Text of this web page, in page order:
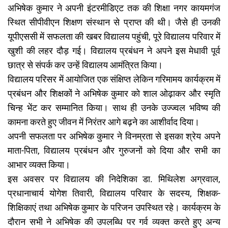
अभिषेक कुमार ने अपनी इंटरमीडिएट तक की शिक्षा नगर कायमगंज
स्थित सीपीवीएन शिक्षण संस्थान से प्राप्त की थी। जैसे ही उनकी
यूपीएससी में सफलता की खबर विद्यालय पहुंची, पूरे विद्यालय परिवार में
खुशी की लहर दौड़ गई। विद्यालय प्रबंधन ने अपने इस मेधावी पूर्व
छात्र से संपर्क कर उन्हें विद्यालय आमंत्रित किया।
विद्यालय परिसर में आयोजित एक संक्षिप्त लेकिन गरिमामय कार्यक्रम में
प्रबंधन और शिक्षकों ने अभिषेक कुमार को शाल ओढ़ाकर और स्मृति
चिन्ह भेंट कर सम्मानित किया। साथ ही उनके उज्ज्वल भविष्य की
कामना करते हुए जीवन में निरंतर आगे बढ़ने का आशीर्वाद दिया।
अपनी सफलता पर अभिषेक कुमार ने विनम्रता से इसका श्रेय अपने
माता-पिता, विद्यालय प्रबंधन और गुरुजनों को दिया और सभी का
आभार व्यक्त किया।
इस अवसर पर विद्यालय की निदेशिका डा. मिथिलेश अग्रवाल,
प्रधानाचार्य योगेश तिवारी, विद्यालय परिवार के सदस्य, शिक्षक-
शिक्षिकाएं तथा अभिषेक कुमार के परिजन उपस्थित रहे। कार्यक्रम के
दौरान सभी ने अभिषेक की उपलब्धि पर गर्व व्यक्त करते हुए अन्य